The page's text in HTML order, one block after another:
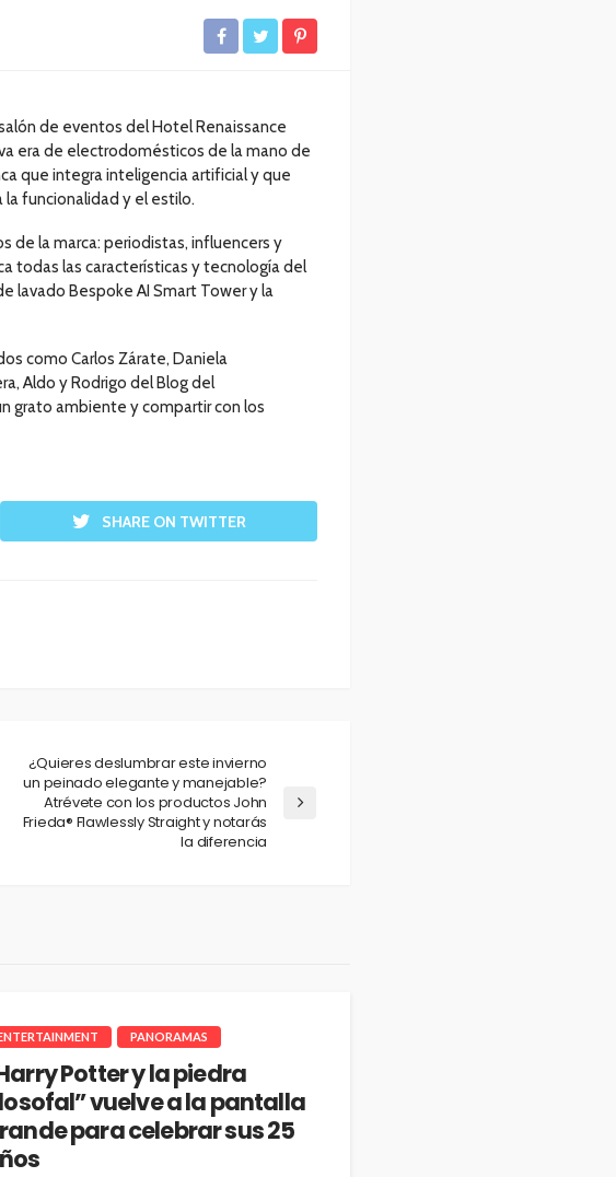
de eventos del Hotel Renaissance
era de electrodomésticos de la mano de
que integra inteligencia artificial y que
funcionalidad y el estilo.
de la marca: periodistas, influencers y
todas las características y tecnología del
lavado Bespoke AI Smart Tower y la
como Carlos Zárate, Daniela
Aldo y Rodrigo del Blog del
grato ambiente y compartir con los
SHARE ON TWITTER
¿Quieres deslumbrar este invierno
un peinado elegante y manejable?
Atrévete con los productos John
Frieda® Flawlessly Straight y notarás
la diferencia
PANORAMAS
Potter y la piedra
vuelve a la pantalla
para celebrar sus 25